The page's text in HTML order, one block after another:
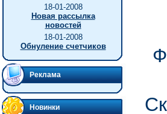
18-01-2008
Новая рассылка
новостей
18-01-2008
Обнуление счетчиков
Реклама
Новинки